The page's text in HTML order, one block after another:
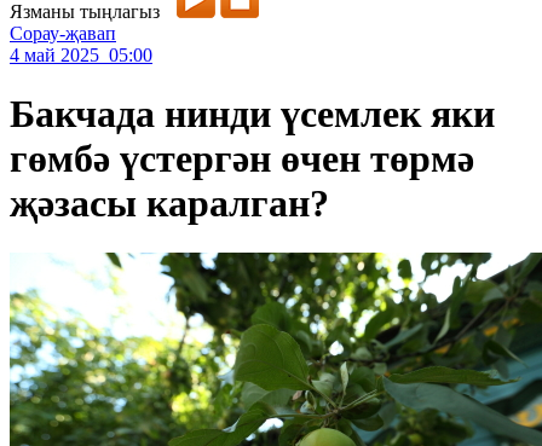
Язманы тыңлагыз
Сорау-җавап
4 май 2025 05:00
Бакчада нинди үсемлек яки
гөмбә үстергән өчен төрмә
җәзасы каралган?